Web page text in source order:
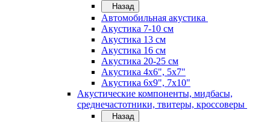
Назад
Автомобильная акустика
Акустика 7-10 см
Акустика 13 см
Акустика 16 см
Акустика 20-25 см
Акустика 4х6", 5х7"
Акустика 6х9", 7х10"
Акустические компоненты, мидбасы,
среднечастотники, твитеры, кроссоверы
Назад